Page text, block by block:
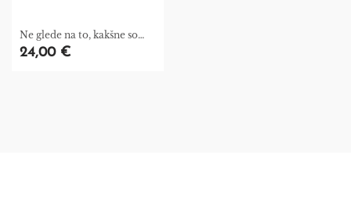
Ne glede na to, kakšne so
vaše trenutne okoliščine,
24,00 €